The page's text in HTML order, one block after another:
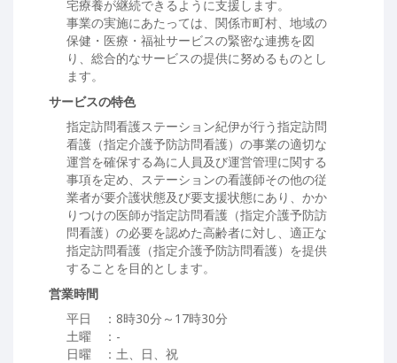
宅療養が継続できるように支援します。
事業の実施にあたっては、関係市町村、地域の
保健・医療・福祉サービスの緊密な連携を図
り、総合的なサービスの提供に努めるものとし
ます。
サービスの特色
指定訪問看護ステーション紀伊が行う指定訪問
看護（指定介護予防訪問看護）の事業の適切な
運営を確保する為に人員及び運営管理に関する
事項を定め、ステーションの看護師その他の従
業者が要介護状態及び要支援状態にあり、かか
りつけの医師が指定訪問看護（指定介護予防訪
問看護）の必要を認めた高齢者に対し、適正な
指定訪問看護（指定介護予防訪問看護）を提供
することを目的とします。
営業時間
平日 ：8時30分～17時30分
土曜 ：-
日曜 ：土、日、祝